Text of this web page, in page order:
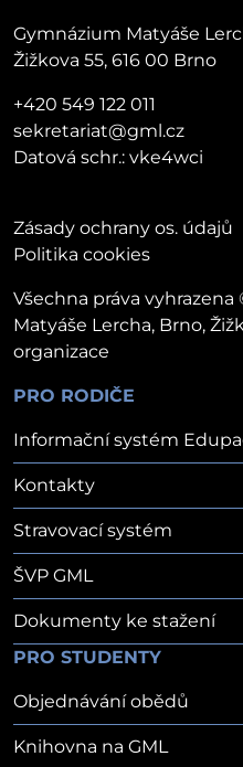
Gymnázium Matyáše
Žižkova 55, 616 00 Brno
+420 549 122 011
sekretariat@gml.cz
Datová schr.: vke4wci
PRO RODIČE
Informační systém
Kontakty
Stravovací systém
ŠVP GML
Dokumenty ke stažení
PRO STUDENTY
Objednávání obědů
Knihovna na GML
Zásady ochrany os. údajů
Politika cookies
Všechna práva
Matyáše Lercha, Brno,
organizace